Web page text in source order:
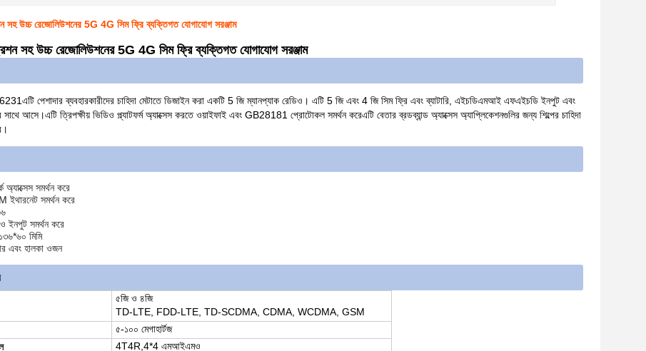
সহ উচ্চ রেজোলিউশনের 5G 4G সিম ফ্রি ব্যক্তিগত যোগাযোগ সরঞ্জাম
সহ উচ্চ রেজোলিউশনের 5G 4G সিম ফ্রি ব্যক্তিগত যোগাযোগ সরঞ্জাম
এটি পেশাদার ব্যবহারকারীদের চাহিদা মেটাতে ডিজাইন করা একটি 5 জি ম্যানপ্যাক রেডিও। এটি 5 জি এবং 4 জি সিম ফ্রি এবং ব্যাটারি, এইচডিএমআই এফএইচডি ইনপুট এবং
সাথে আসে।এটি ত্রিপক্ষীয় ভিডিও প্ল্যাটফর্ম অ্যাক্সেস করতে ওয়াইফাই এবং GB28181 প্রোটোকল সমর্থন করেএটি বেতার ব্রডব্যান্ড অ্যাক্সেস অ্যাপ্লিকেশনগুলির জন্য শিল্পের চাহিদা
অ্যাক্সেস সমর্থন করে
সমর্থন করে
ইনপুট সমর্থন করে
মিমি
এবং হালকা ওজন
৫জি ও ৪জি
TD-LTE, FDD-LTE, TD-SCDMA, CDMA, WCDMA, GSM
৫-১০০ মেগাহার্টজ
4T4R,4*4 এমআইএমও